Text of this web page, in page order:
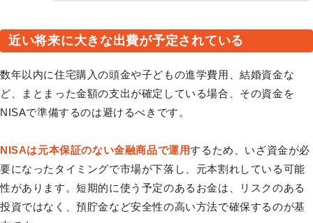
近い将来に大きな出費が予定されている
数年以内に住宅購入の頭金や子どもの進学費用、結婚資金な
ど、まとまった金額の支出が確定している場合、その資金を
NISAで準備するのは避けるべきです。
NISAは元本保証のない金融商品で運用するため、いざ資金が必
要になったタイミングで市場が下落し、元本割れしている可能
性があります。短期的に使う予定のあるお金は、リスクのある
投資ではなく、預貯金など安全性の高い方法で確保するのが基